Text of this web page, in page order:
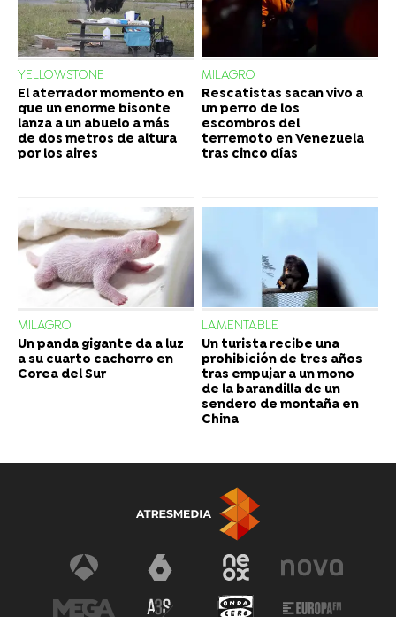
YELLOWSTONE
El aterrador momento en
que un enorme bisonte
lanza a un abuelo a más
de dos metros de altura
por los aires
MILAGRO
Rescatistas sacan vivo a
un perro de los
escombros del
terremoto en Venezuela
tras cinco días
MILAGRO
Un panda gigante da a luz
a su cuarto cachorro en
Corea del Sur
LAMENTABLE
Un turista recibe una
prohibición de tres años
tras empujar a un mono
de la barandilla de un
sendero de montaña en
China